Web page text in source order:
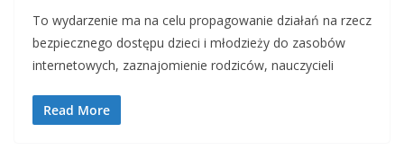
To wydarzenie ma na celu propagowanie działań na rzecz
bezpiecznego dostępu dzieci i młodzieży do zasobów
internetowych, zaznajomienie rodziców, nauczycieli
Read More